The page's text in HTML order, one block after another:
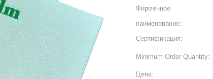
Фирменное
наименование:
Сертификация:
Minimum Order Quantity:
Цена: